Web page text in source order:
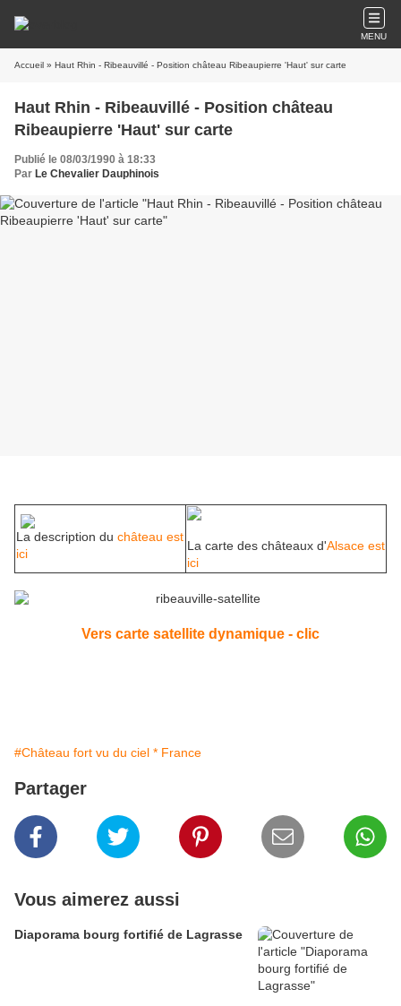
MENU
Accueil » Haut Rhin - Ribeauvillé - Position château Ribeaupierre 'Haut' sur carte
Haut Rhin - Ribeauvillé - Position château
Ribeaupierre 'Haut' sur carte
Publié le 08/03/1990 à 18:33
Par Le Chevalier Dauphinois
La description du château est
ici
La carte des châteaux d'Alsace est
ici
Vers carte satellite dynamique - clic
#Château fort vu du ciel * France
Partager
Vous aimerez aussi
Diaporama bourg fortifié de Lagrasse